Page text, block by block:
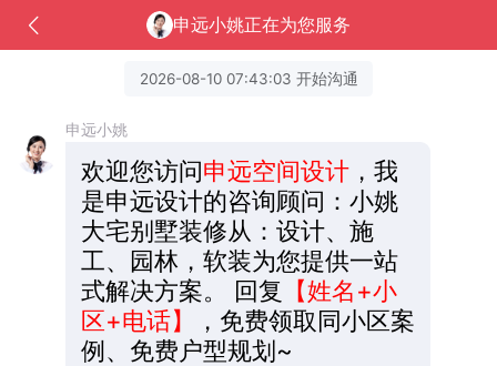
申远小姚正在为您服务
2026-08-10 07:43:03 开始沟通
申远小姚
欢迎您访问申远空间设计，我
是申远设计的咨询顾问：小姚
大宅别墅装修从：设计、施
工、园林，软装为您提供一站
式解决方案。 回复 【姓名+小
区+电话】
，免费领取同小区案
例、免费户型规划~